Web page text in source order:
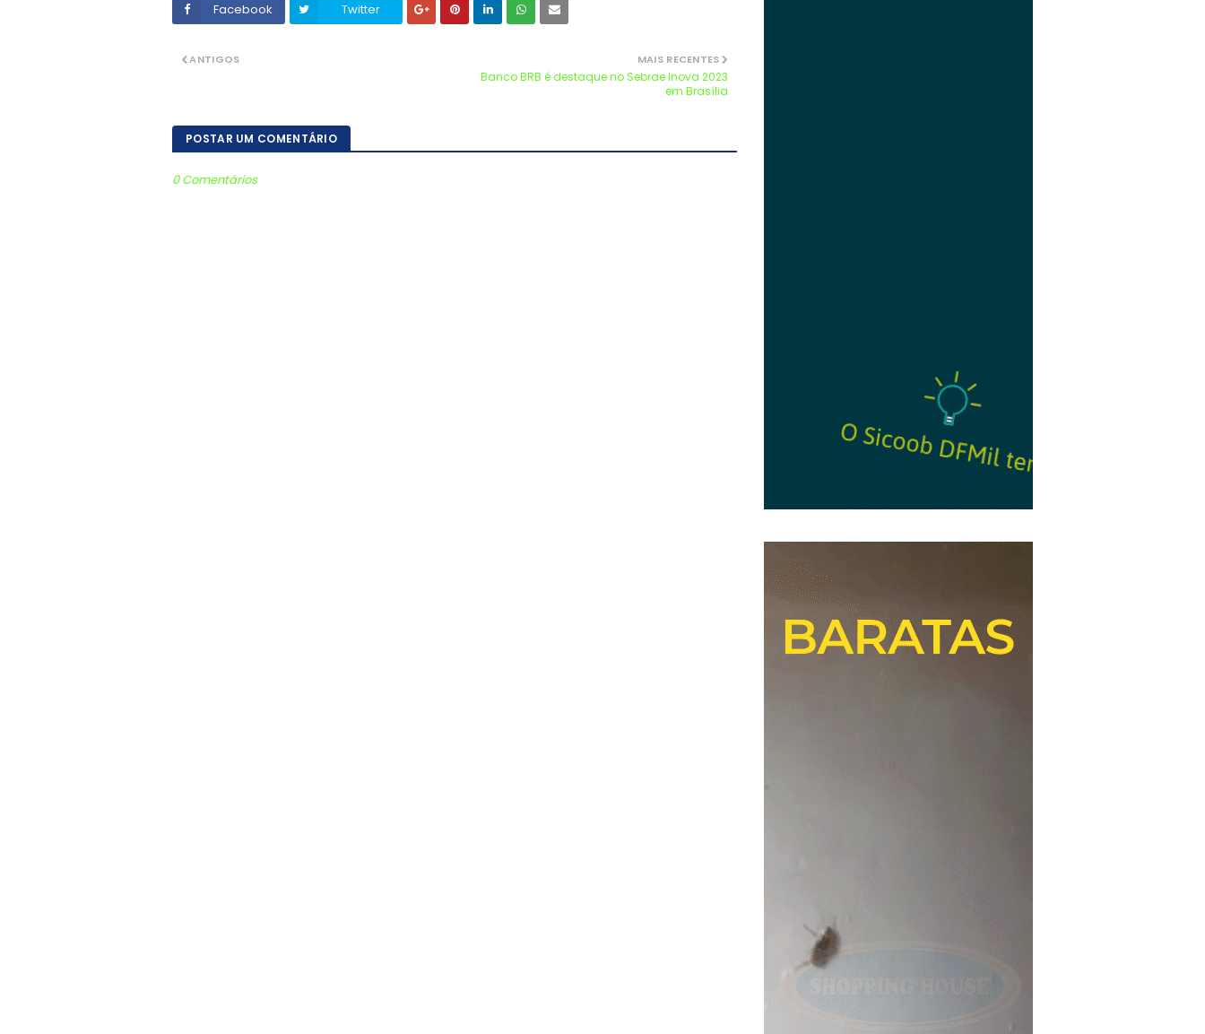
Facebook Twitter
MAIS RECENTES
Banco BRB é destaque no Sebrae Inova 2023
em Brasília
ANTIGOS
POSTAR UM COMENTÁRIO
0 Comentários